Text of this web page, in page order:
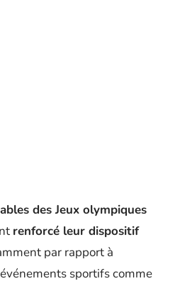
des Jeux olympiques
renforcé leur dispositif
par rapport à
sportifs comme